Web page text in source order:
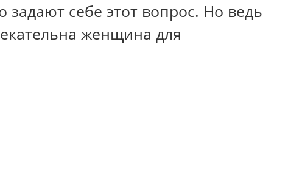
себе этот вопрос. Но ведь
женщина для